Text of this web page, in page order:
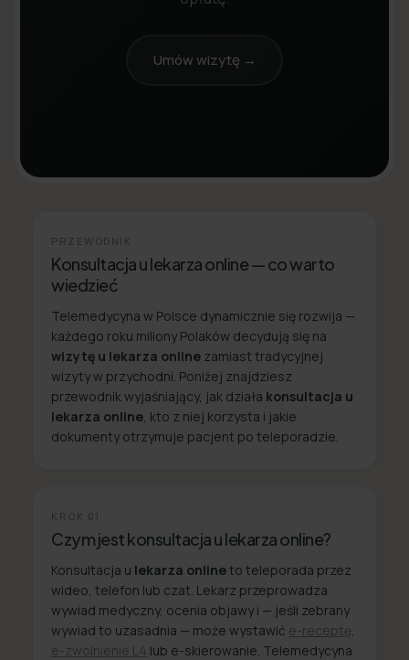
Umów wizytę →
PRZEWODNIK
Konsultacja u lekarza online — co warto
wiedzieć
Telemedycyna w Polsce dynamicznie się rozwija —
każdego roku miliony Polaków decydują się na
wizytę u lekarza online zamiast tradycyjnej
wizyty w przychodni. Poniżej znajdziesz
przewodnik wyjaśniający, jak działa konsultacja u
lekarza online , kto z niej korzysta i jakie
dokumenty otrzymuje pacjent po teleporadzie.
KROK 01
Czym jest konsultacja u lekarza online?
Konsultacja u lekarza onlineto teleporada przez
wideo, telefon lub czat. Lekarz przeprowadza
wywiad medyczny, ocenia objawy i — jeśli zebrany
wywiad to uzasadnia — może wystawić e-receptę
e-zwolnienie L4 lub e-skierowanie. Telemedycyna